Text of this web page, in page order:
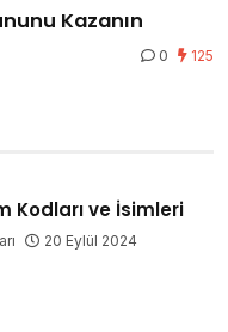
Kazanın
0 125
Kodları ve İsimleri
20 Eylül 2024